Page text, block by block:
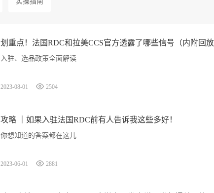
划重点！法国RDC和拉美CCS官方透露了哪些信号（内附回放
入驻、选品政策全面解读
2023-08-01 2504
攻略 ｜如果入驻法国RDC前有人告诉我这些多好！
你想知道的答案都在这儿
2023-06-01 2881